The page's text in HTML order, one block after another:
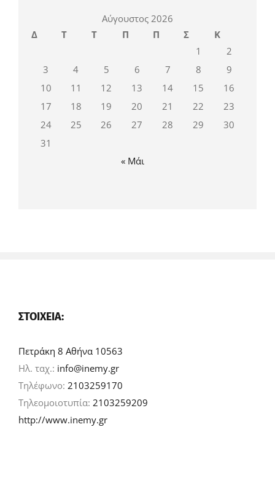
Αύγουστος 2026
Δ
Τ Τ Π Π Σ
Κ
1
2
3
4 5 6 7 8
9
10
11 12 13 14 15
16
17
18 19 20 21 22
23
24
25 26 27 28 29
30
31
« Μάι
ΣΤΟΙΧΕΊΑ:
Πετράκη 8 Αθήνα 10563
Ηλ. ταχ.: info@inemy.gr
Τηλέφωνο: 2103259170
Τηλεομοιοτυπία: 2103259209
http://www.inemy.gr